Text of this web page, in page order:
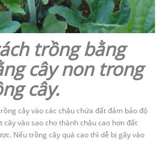
trồng bằng
cây non trong
cây.
cây vào các chậu chứa đất đảm bảo độ
vào sao cho thành chậu cao hơn đất
Nếu trồng cây quá cao thì dễ bị gãy vào